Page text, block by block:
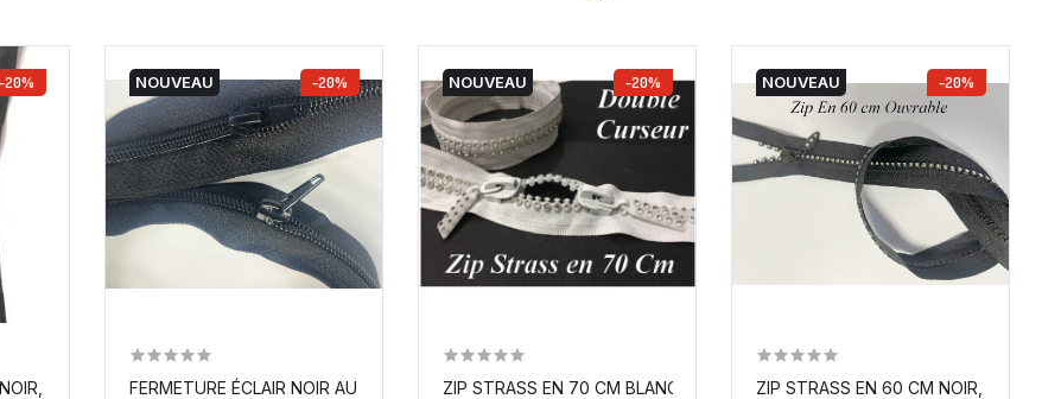
-20%
FERMETURE ECLAIR...
NOUVEAU -20%
FERMETURE ÉCLAIR NOIR AU MÈTRE – MAILLE 6 AVEC...
NOUVEAU -20%
ZIP STRASS EN 70 CM BLANCHE, GROSSE MAILLE...
NOUVEAU -20%
ZIP STRASS EN 60 CM NOIR,